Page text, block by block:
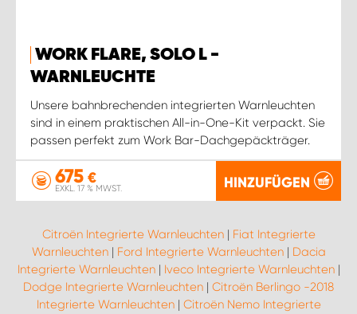
WORK FLARE, SOLO L -
WARNLEUCHTE
Unsere bahnbrechenden integrierten Warnleuchten
sind in einem praktischen All-in-One-Kit verpackt. Sie
passen perfekt zum Work Bar-Dachgepäckträger.
675 €
EXKL. 17 % MWST. HINZUFÜGEN
Citroën Integrierte Warnleuchten| Fiat Integrierte
Warnleuchten| Ford Integrierte Warnleuchten| Dacia
Integrierte Warnleuchten| Iveco Integrierte Warnleuchten|
Dodge Integrierte Warnleuchten | Citroën Berlingo -2018
Integrierte Warnleuchten| Citroën Nemo Integrierte